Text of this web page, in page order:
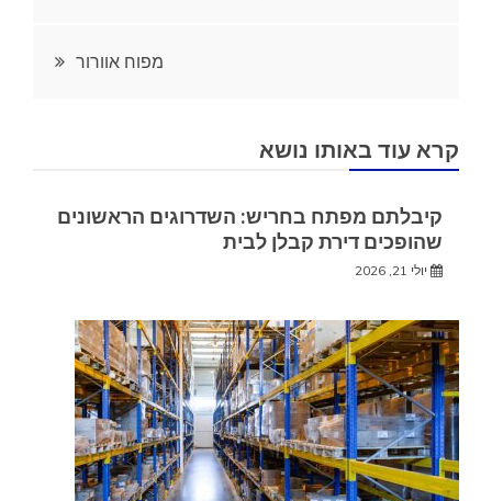
מפוח אוורור
קרא עוד באותו נושא
קיבלתם מפתח בחריש: השדרוגים הראשונים
שהופכים דירת קבלן לבית
יולי 21, 2026